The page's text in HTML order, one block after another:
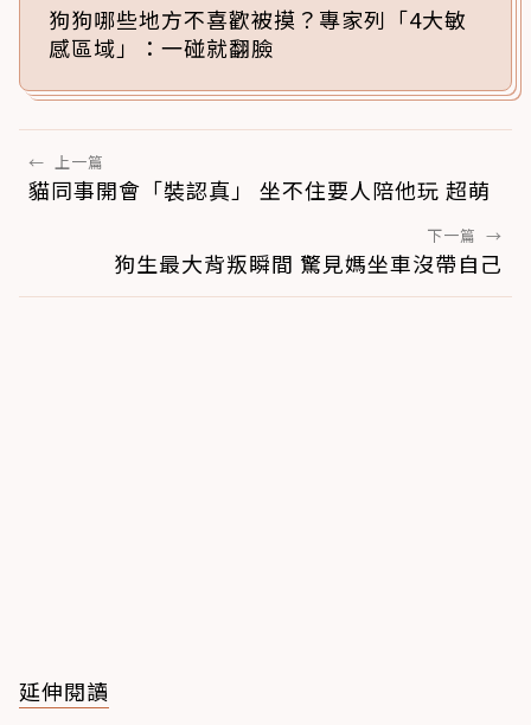
狗狗哪些地方不喜歡被摸？專家列「4大敏
感區域」：一碰就翻臉
← 上一篇
貓同事開會「裝認真」 坐不住要人陪他玩 超萌
下一篇 →
狗生最大背叛瞬間 驚見媽坐車沒帶自己
延伸閱讀